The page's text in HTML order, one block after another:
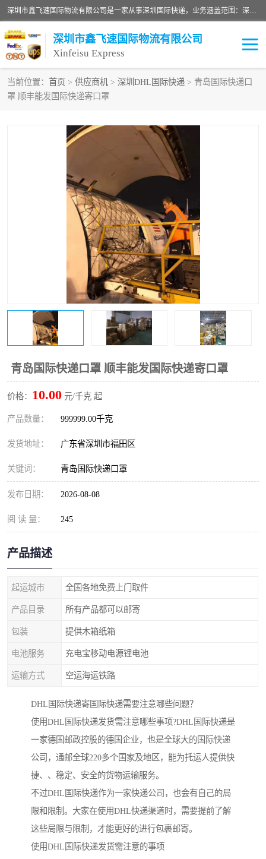
深圳市鑫飞速国际物流有限公司是一家从事深圳国际快递，业务涵盖范围：深圳DHL国际快递、深圳国际快递公司、深圳国际物流公司、深圳国际快递、深圳DHL国际快递电话可拨打全国服务热线：15019287411。欢迎各位亲来人来电到我司洽谈合作。
深圳市鑫飞速国际物流有限公司
Xinfeisu Express
当前位置： 首页 > 供应商机 > 深圳DHL国际快递 > 青岛国际快递口
罩 顺丰能发国际快递寄口罩
青岛国际快递口罩 顺丰能发国际快递寄口罩
价格： 10.00 元/千克 起
产品数量： 999999.00千克
发货地址： 广东省深圳市福田区
关键词： 青岛国际快递口罩
发布日期： 2026-08-08
阅 读 量： 245
产品描述
起运城市 全国各地免费上门取件
产品目录 所有产品都可以邮寄
包装 提供木箱纸箱
电池服务 充电宝移动电源锂电池
运输方式 空运海运铁路
DHL国际快递寄国际快递需要注意哪些问题？
使用DHL国际快递发货需注意哪些事项?DHL国际快递是
一家德国邮政控股的德国企业，也是全球大的国际快递
公司，通邮全球220多个国家及地区，能为托运人提供快
捷、、稳定、安全的货物运输服务。
不过DHL国际快递作为一家快递公司，也会有自己的局
限和限制。大家在使用DHL快递渠道时，需要提前了解
这些局限与限制，才能更好的进行包裹邮寄。
使用DHL国际快递发货需注意的事项
联邦快递
巴西快递
伊朗快递
UPS国际快递
深圳国际物流公司 深圳国际快递电话
DHL国际快递电话 深圳国际快递
新能源电池出口物流